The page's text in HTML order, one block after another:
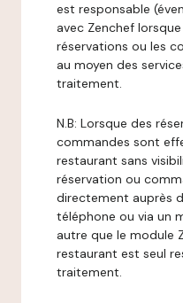
est responsable
avec Zenchef
réservations ou les
au moyen des
traitement.
N.B: Lorsque des
commandes sont
restaurant sans
réservation ou
directement auprès
téléphone ou via un
autre que le module
restaurant est seul
traitement.